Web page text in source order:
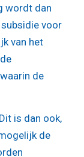
wordt dan
voor
van het
de
is dan ook,
de